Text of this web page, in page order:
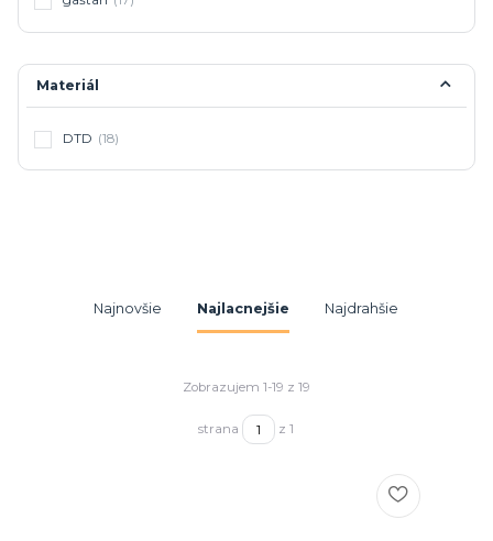
Materiál
DTD (18)
Najnovšie Najlacnejšie Najdrahšie
Zobrazujem 1-19 z 19
strana z 1